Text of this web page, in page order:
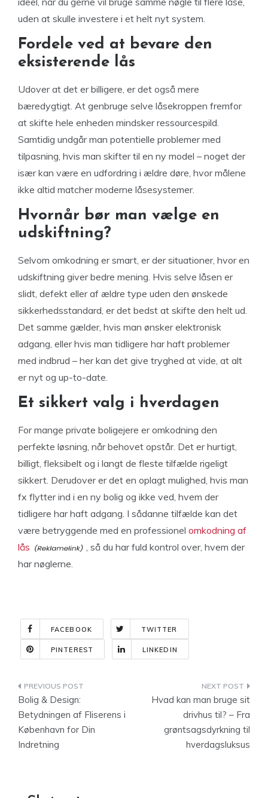
uden at skulle investere i et helt nyt system.
Fordele ved at bevare den
eksisterende lås
Udover at det er billigere, er det også mere
bæredygtigt. At genbruge selve låsekroppen fremfor
at skifte hele enheden mindsker ressourcespild.
Samtidig undgår man potentielle problemer med
tilpasning, hvis man skifter til en ny model – noget der
især kan være en udfordring i ældre døre, hvor målene
ikke altid matcher moderne låsesystemer.
Hvornår bør man vælge en
udskiftning?
Selvom omkodning er smart, er der situationer, hvor en
udskiftning giver bedre mening. Hvis selve låsen er
slidt, defekt eller af ældre type uden den ønskede
sikkerhedsstandard, er det bedst at skifte den helt ud.
Det samme gælder, hvis man ønsker elektronisk
adgang, eller hvis man tidligere har haft problemer
med indbrud – her kan det give tryghed at vide, at alt
er nyt og up-to-date.
Et sikkert valg i hverdagen
For mange private boligejere er omkodning den
perfekte løsning, når behovet opstår. Det er hurtigt,
billigt, fleksibelt og i langt de fleste tilfælde rigeligt
sikkert. Derudover er det en oplagt mulighed, hvis man
fx flytter ind i en ny bolig og ikke ved, hvem der
tidligere har haft adgang. I sådanne tilfælde kan det
være betryggende med en professionel omkodning af
lås
, så du har fuld kontrol over, hvem der
har nøglerne.
FACEBOOK TWITTER
PINTEREST LINKEDIN
Indlægsnavigation
Bolig & Design:
Betydningen af Fliserens i
København for Din
Indretning
Hvad kan man bruge sit
drivhus til? – Fra
grøntsagsdyrkning til
hverdagsluksus